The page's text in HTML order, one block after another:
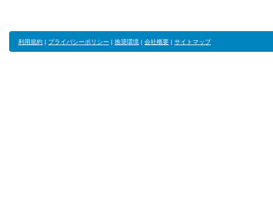
利用規約 | プライバシーポリシー | 推奨環境 | 会社概要 | サイトマップ